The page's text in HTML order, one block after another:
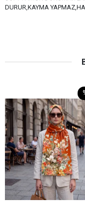
DURUR,KAYMA